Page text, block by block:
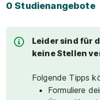
0 Studienangebote
Leider sind für
keine Stellen
Folgende Tipps
Formuliere